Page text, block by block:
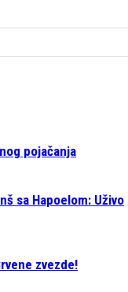
pojačanja
sa Hapoelom: Uživo
zvezde!